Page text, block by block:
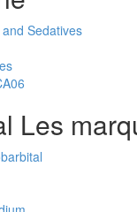
Sedatives
Les